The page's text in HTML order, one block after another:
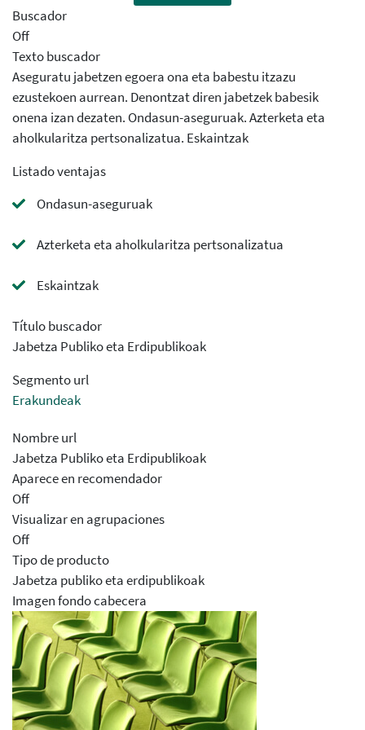
Buscador
Off
Texto buscador
Aseguratu jabetzen egoera ona eta babestu itzazu
ezustekoen aurrean. Denontzat diren jabetzek babesik
onena izan dezaten. Ondasun-aseguruak. Azterketa eta
aholkularitza pertsonalizatua. Eskaintzak
Listado ventajas
Ondasun-aseguruak
Azterketa eta aholkularitza pertsonalizatua
Eskaintzak
Título buscador
Jabetza Publiko eta Erdipublikoak
Segmento url
Erakundeak
Nombre url
Jabetza Publiko eta Erdipublikoak
Aparece en recomendador
Off
Visualizar en agrupaciones
Off
Tipo de producto
Jabetza publiko eta erdipublikoak
Imagen fondo cabecera